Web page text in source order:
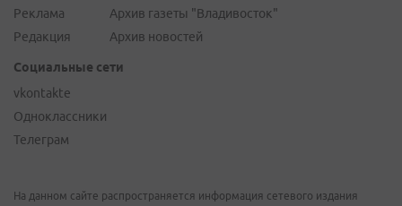
Реклама
Редакция
Архив газеты "Владивосток"
Архив новостей
Социальные сети
vkontakte
Одноклассники
Телеграм
На данном сайте распространяется информация сетевого издания